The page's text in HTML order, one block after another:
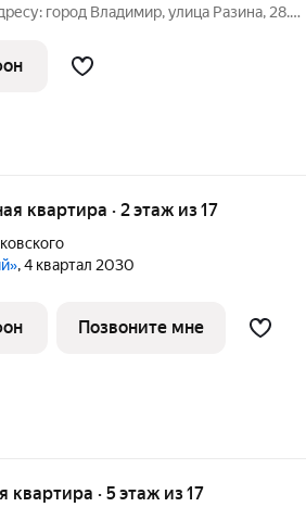
город Владимир, улица Разина, 28.
расположена на 4 этаже 5-этажного
квартира · 2 этаж из 17
, 4 квартал 2030
Позвоните мне
квартира · 5 этаж из 17